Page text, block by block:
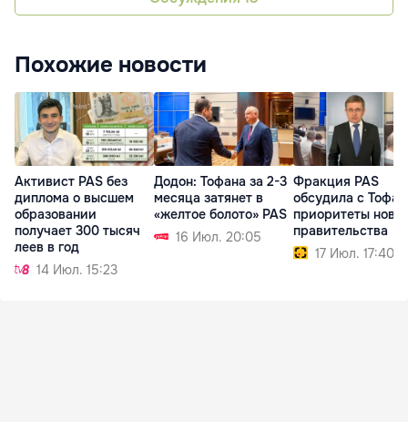
Похожие новости
Активист PAS без
диплома о высшем
образовании
получает 300 тысяч
леев в год
14 Июл. 15:23
Додон: Тофана за 2-3
месяца затянет в
«желтое болото» PAS
16 Июл. 20:05
Фракция PAS
обсудила с
приоритеты
правительства
17 Июл. 17:40